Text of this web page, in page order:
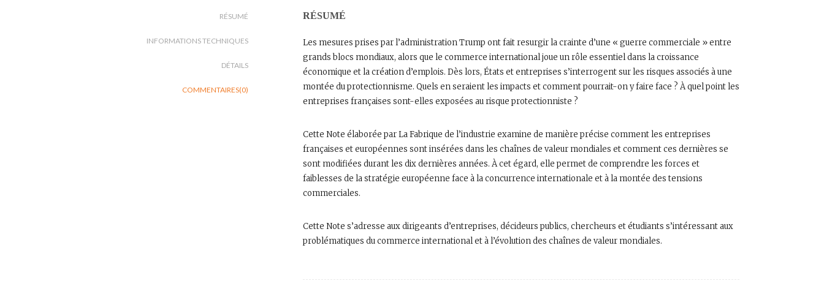
RÉSUMÉ
INFORMATIONS TECHNIQUES
DÉTAILS
COMMENTAIRES(0)
RÉSUMÉ
Les mesures prises par l’administration Trump ont fait resurgir la crainte d’une « guerre commerciale » entre
grands blocs mondiaux, alors que le commerce international joue un rôle essentiel dans la croissance
économique et la création d’emplois. Dès lors, États et entreprises s’interrogent sur les risques associés à une
montée du protectionnisme. Quels en seraient les impacts et comment pourrait-on y faire face ? À quel point les
entreprises françaises sont-elles exposées au risque protectionniste ?
Cette Note élaborée par La Fabrique de l’industrie examine de manière précise comment les entreprises
françaises et européennes sont insérées dans les chaînes de valeur mondiales et comment ces dernières se
sont modifiées durant les dix dernières années. À cet égard, elle permet de comprendre les forces et
faiblesses de la stratégie européenne face à la concurrence internationale et à la montée des tensions
commerciales.
Cette Note s’adresse aux dirigeants d’entreprises, décideurs publics, chercheurs et étudiants s’intéressant aux
problématiques du commerce international et à l’évolution des chaînes de valeur mondiales.